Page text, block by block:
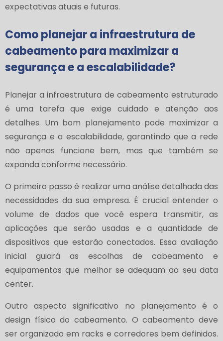
expectativas atuais e futuras.
Como planejar a infraestrutura de
cabeamento para maximizar a
segurança e a escalabilidade?
Planejar a infraestrutura de cabeamento estruturado
é uma tarefa que exige cuidado e atenção aos
detalhes. Um bom planejamento pode maximizar a
segurança e a escalabilidade, garantindo que a rede
não apenas funcione bem, mas que também se
expanda conforme necessário.
O primeiro passo é realizar uma análise detalhada das
necessidades da sua empresa. É crucial entender o
volume de dados que você espera transmitir, as
aplicações que serão usadas e a quantidade de
dispositivos que estarão conectados. Essa avaliação
inicial guiará as escolhas de cabeamento e
equipamentos que melhor se adequam ao seu data
center.
Outro aspecto significativo no planejamento é o
design físico do cabeamento. O cabeamento deve
ser organizado em racks e corredores bem definidos.